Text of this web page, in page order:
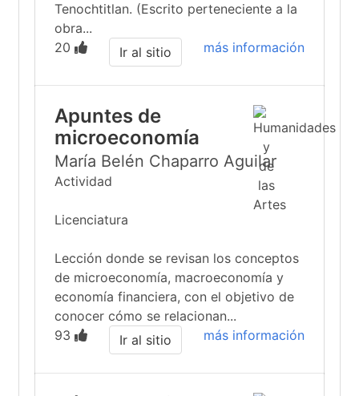
Tenochtitlan. (Escrito perteneciente a la
obra...
20
más información
Ir al sitio
Apuntes de
microeconomía
María Belén Chaparro Aguilar
Actividad
Licenciatura
Lección donde se revisan los conceptos
de microeconomía, macroeconomía y
economía financiera, con el objetivo de
conocer cómo se relacionan...
93
más información
Ir al sitio